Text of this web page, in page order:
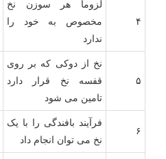
۴
لزوماً هر سوزن نخ
مخصوص به خود را
ندارد
۵
نخ از دوکی که بر روی
قفسه نخ قرار دارد
تامین می شود
۶
فرآیند بافندگی را با یک
نخ می توان انجام داد